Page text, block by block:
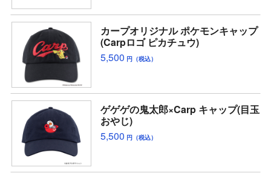
カープオリジナル ポケモンキャップ
(Carpロゴ ピカチュウ)
5,500 円（税込）
ゲゲゲの鬼太郎×Carp キャップ(目玉
おやじ)
5,500 円（税込）